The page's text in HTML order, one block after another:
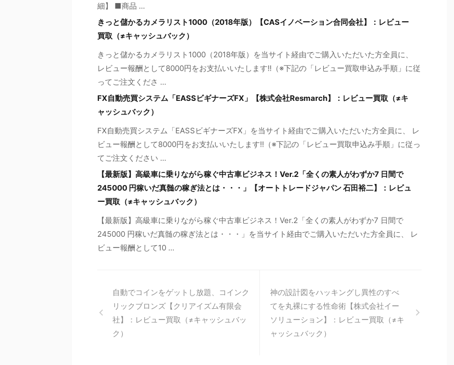
細】 ■商品 ...
きっと儲かるカメラリスト1000（2018年版）【CASイノベーション合同会社】：レビュー
買取（≠キャッシュバック）
きっと儲かるカメラリスト1000（2018年版）を当サイト経由でご購入いただいた方全員に、
レビュー報酬として8000円をお支払いいたします!!（※下記の「レビュー買取申込み手順」に従
ってご注文くださ ...
FX自動売買システム「EASSビギナーズFX」【株式会社Resmarch】：レビュー買取（≠キ
ャッシュバック）
FX自動売買システム「EASSビギナーズFX」を当サイト経由でご購入いただいた方全員に、 レ
ビュー報酬として8000円をお支払いいたします!!（※下記の「レビュー買取申込み手順」に従っ
てご注文ください ...
【最新版】高級車に乗りながら稼ぐ中古車ビジネス！Ver.2「全くの素人がわずか7 日間で
245000 円稼いだ真髄の稼ぎ法とは・・・」【オートトレードジャパン 石田裕二】：レビュ
ー買取（≠キャッシュバック）
【最新版】高級車に乗りながら稼ぐ中古車ビジネス！Ver.2「全くの素人がわずか7 日間で
245000 円稼いだ真髄の稼ぎ法とは・・・」を当サイト経由でご購入いただいた方全員に、 レ
ビュー報酬として10 ...
自動でコインをゲットし放題、コインク
リックブロンズ【クリアイズム有限会
社】：レビュー買取（≠キャッシュバッ
ク）
神の設計図をハッキングし異性のすべ
てを丸裸にする性命術【株式会社イー
ソリューション】：レビュー買取（≠キ
ャッシュバック）